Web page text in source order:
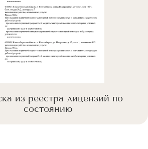
из реестра лицензий по
состоянию